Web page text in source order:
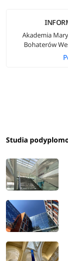
Akademia
Bohaterów
Studia